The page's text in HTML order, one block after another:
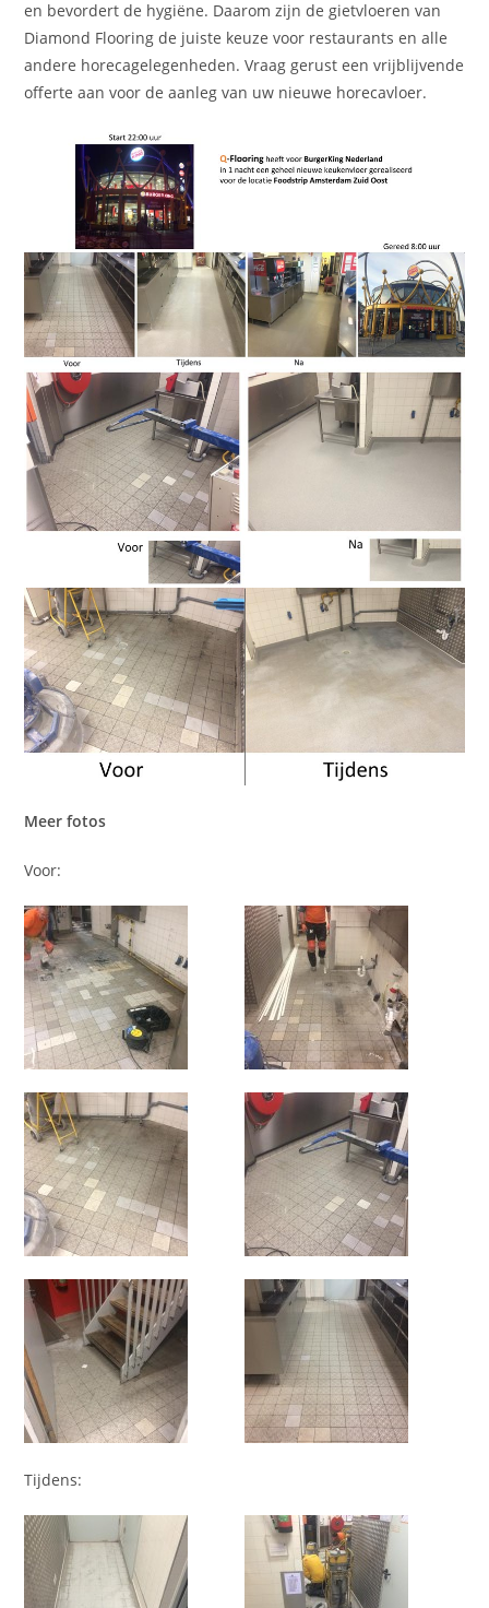
en bevordert de hygiëne. Daarom zijn de gietvloeren van
Diamond Flooring de juiste keuze voor restaurants en alle
andere horecagelegenheden. Vraag gerust een vrijblijvende
offerte aan voor de aanleg van uw nieuwe horecavloer.
Meer fotos
Voor:
Tijdens: